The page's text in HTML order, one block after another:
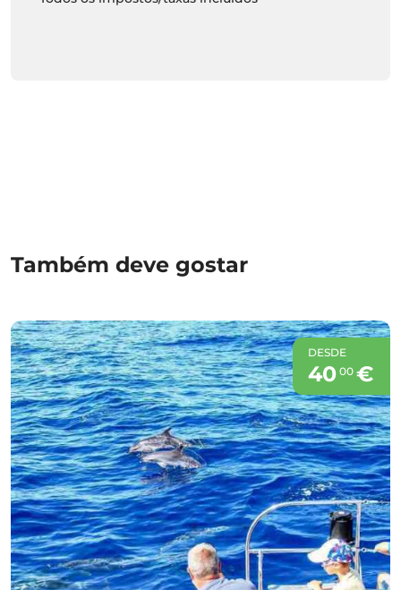
Também deve gostar
DESDE
40 00€